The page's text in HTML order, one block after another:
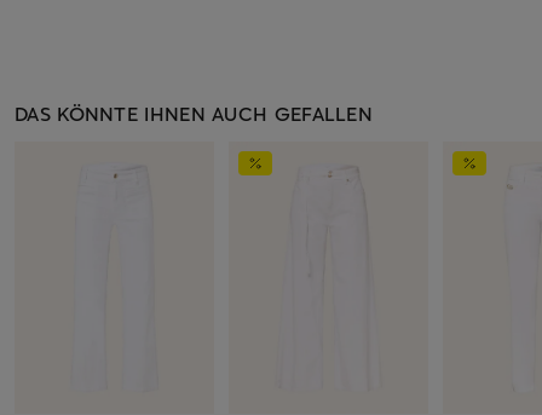
DAS KÖNNTE IHNEN AUCH GEFALLEN